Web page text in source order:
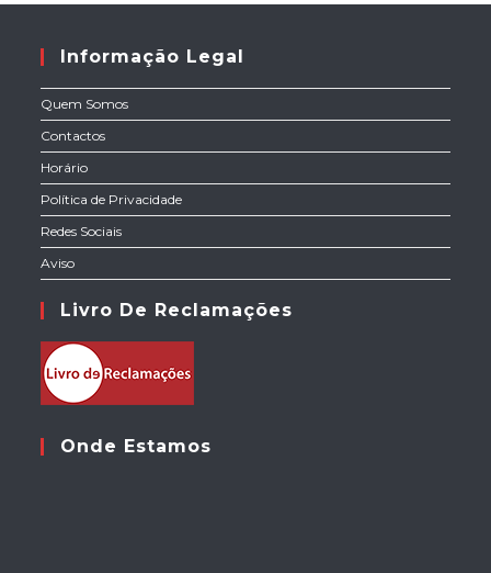
Informação Legal
Quem Somos
Contactos
Horário
Política de Privacidade
Redes Sociais
Aviso
Livro De Reclamações
Onde Estamos